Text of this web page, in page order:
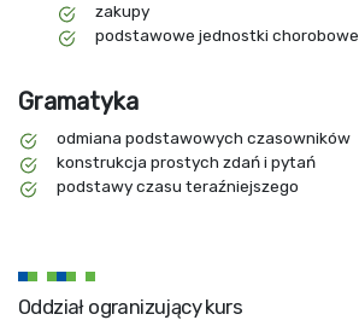
zakupy
podstawowe jednostki chorobowe
Gramatyka
odmiana podstawowych czasowników
konstrukcja prostych zdań i pytań
podstawy czasu teraźniejszego
Oddział ogranizujący kurs